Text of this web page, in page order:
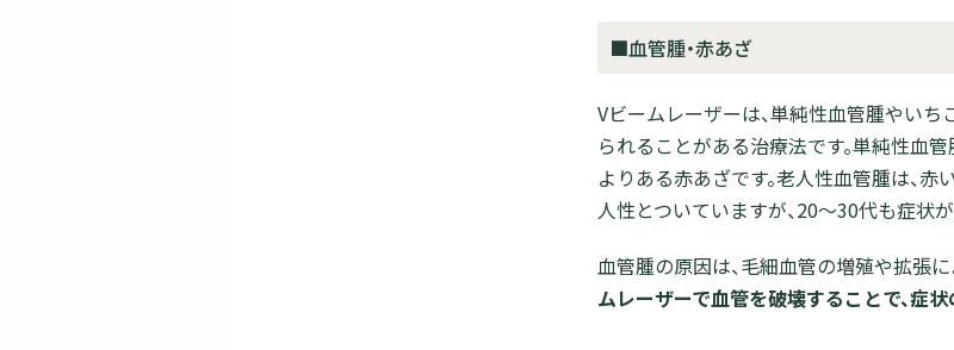
■血管腫・赤あざ
Vビームレーザーは、単純性血管腫やいち
られることがある治療法です。単純性血
よりある赤あざです。老人性血管腫は、
人性とついていますが、20～30代も症状
血管腫の原因は、毛細血管の増殖や拡張
ムレーザーで血管を破壊することで、症状